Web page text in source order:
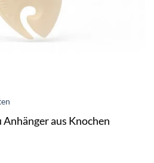
aus Knochen